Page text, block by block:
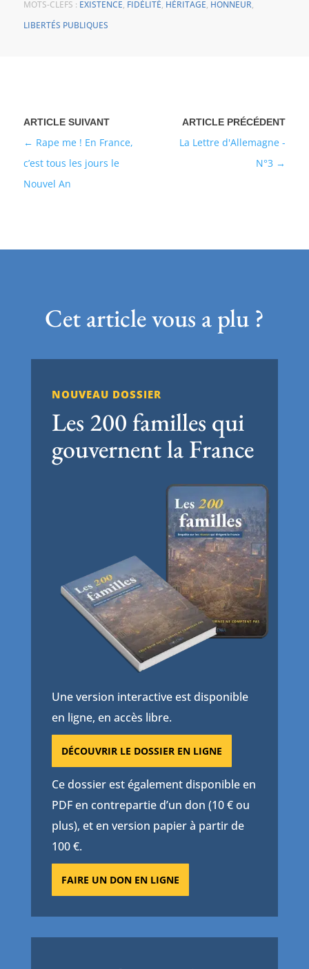
MOTS-CLEFS : EXISTENCE, FIDÉLITÉ, HÉRITAGE, HONNEUR,
LIBERTÉS PUBLIQUES
La Lettre d'Allemagne -
N°3
Rape me ! En France,
c’est tous les jours le
Nouvel An
Cet article vous a plu ?
NOUVEAU DOSSIER
Les 200 familles qui
gouvernent la France
Une version interactive est disponible
en ligne, en accès libre.
DÉCOUVRIR LE DOSSIER EN LIGNE
Ce dossier est également disponible en
PDF en contrepartie d’un don (10 € ou
plus), et en version papier à partir de
100 €.
FAIRE UN DON EN LIGNE